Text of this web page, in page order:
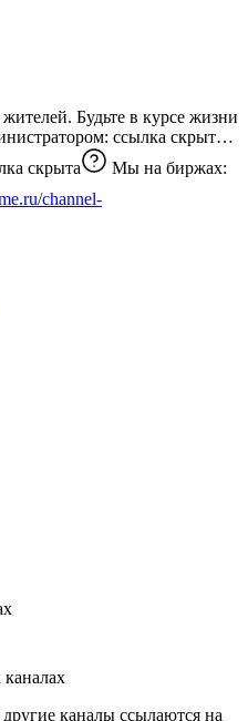
курсе жизни
с администратором: ссылка скрыта
скрыта
Мы на биржах:
channel-
каналы ссылаются на